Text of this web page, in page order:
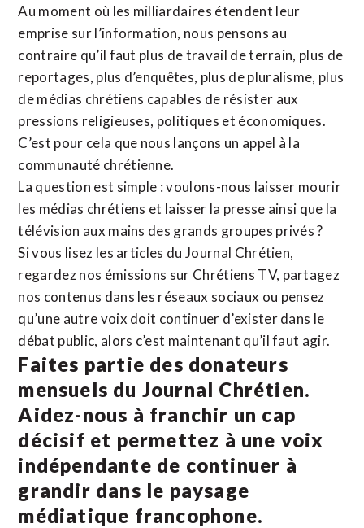
Au moment où les milliardaires étendent leur
emprise sur l’information, nous pensons au
contraire qu’il faut plus de travail de terrain, plus de
reportages, plus d’enquêtes, plus de pluralisme, plus
de médias chrétiens capables de résister aux
pressions religieuses, politiques et économiques.
C’est pour cela que nous lançons un appel à la
communauté chrétienne.
La question est simple : voulons-nous laisser mourir
les médias chrétiens et laisser la presse ainsi que la
télévision aux mains des grands groupes privés ?
Si vous lisez les articles du Journal Chrétien,
regardez nos émissions sur Chrétiens TV, partagez
nos contenus dans les réseaux sociaux ou pensez
qu’une autre voix doit continuer d’exister dans le
débat public, alors c’est maintenant qu’il faut agir.
Faites partie des donateurs
mensuels du Journal Chrétien.
Aidez-nous à franchir un cap
décisif et permettez à une voix
indépendante de continuer à
grandir dans le paysage
médiatique francophone.